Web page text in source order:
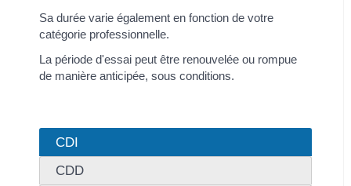
Sa durée varie également en fonction de votre
catégorie professionnelle.
La période d'essai peut être renouvelée ou rompue
de manière anticipée, sous conditions.
CDI
CDD